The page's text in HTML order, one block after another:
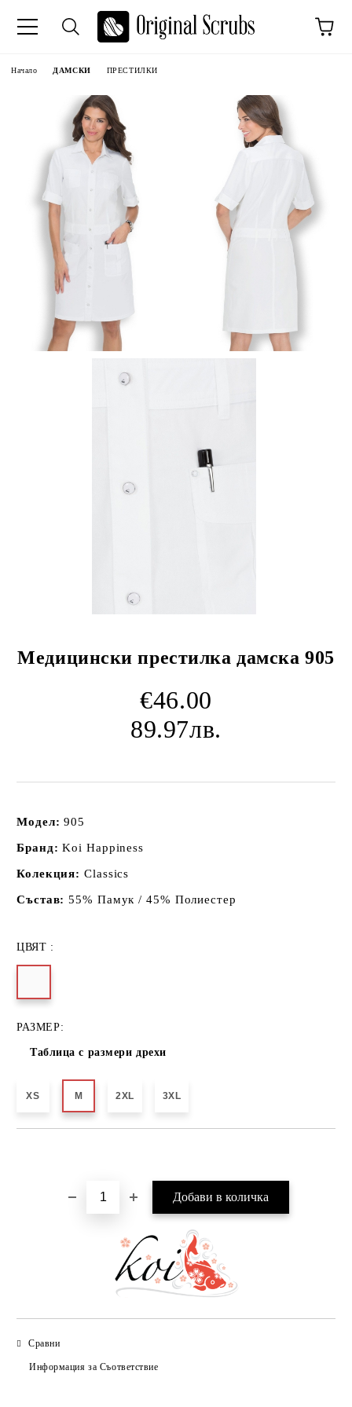
Начало ДАМСКИ ПРЕСТИЛКИ
Медицински престилка дамска 905
€46.00
89.97лв.
Модел: 905
Бранд:Koi Happiness
Колекция: Classics
Състав: 55% Памук / 45% Полиестер
ЦВЯТ :
РАЗМЕР:
Таблица с размери дрехи
XS M 2XL 3XL
Сравни
Информация за Съответствие